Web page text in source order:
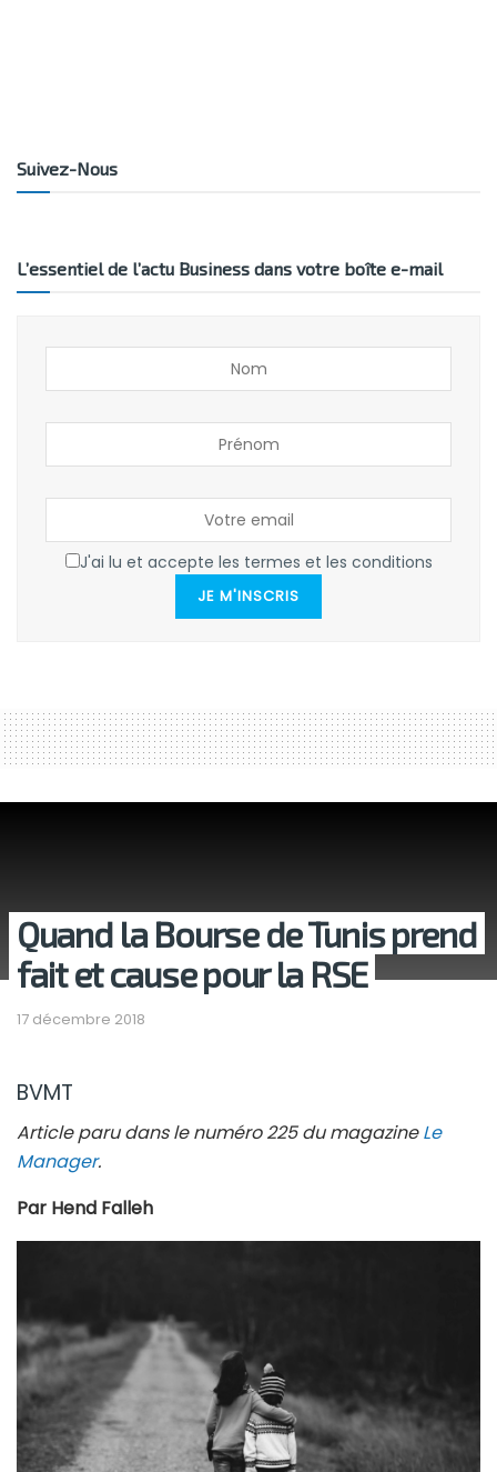
Suivez-Nous
L’essentiel de l’actu Business dans votre boîte e-mail
J'ai lu et accepte les termes et les conditions
JE M'INSCRIS
Quand la Bourse de Tunis prend
fait et cause pour la RSE
17 décembre 2018
BVMT
Article paru dans le numéro 225 du magazineLe
Manager.
Par Hend Falleh